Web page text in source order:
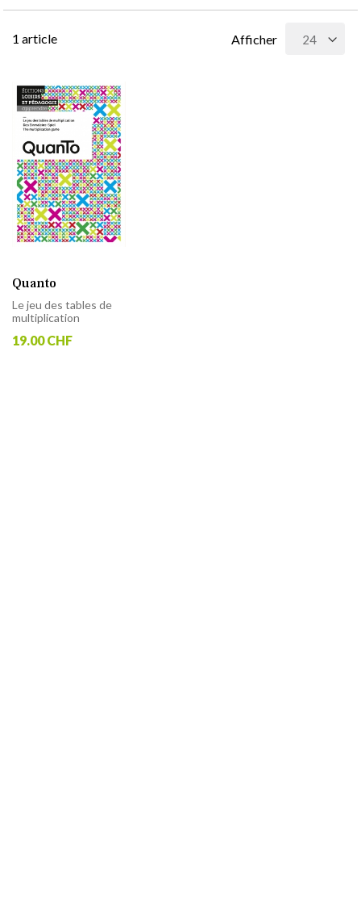
1 article Afficher
Quanto
Le jeu des tables de
multiplication
19.00 CHF